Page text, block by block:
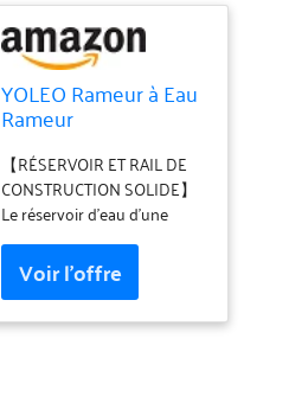
YOLEO Rameur à Eau
Rameur
Réservoir d'eau Ecran
LCD et Moniteur avec
Fonction Bluetooth
Capacité de Poids 120
KG (Bleu)
【RÉSERVOIR ET RAIL DE
CONSTRUCTION SOLIDE】
Le réservoir d'eau d'une
capacité de 10 L est
extrêmement solide et
durable. Grâce à la